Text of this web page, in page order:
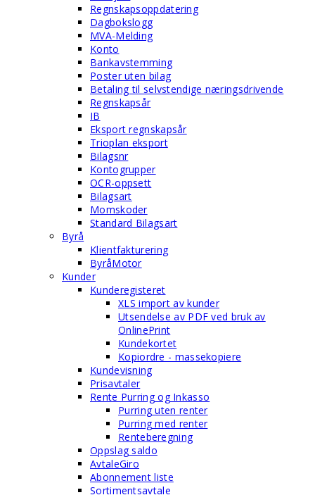
Regnskapsoppdatering
Dagbokslogg
MVA-Melding
Konto
Bankavstemming
Poster uten bilag
Betaling til selvstendige næringsdrivende
Regnskapsår
IB
Eksport regnskapsår
Trioplan eksport
Bilagsnr
Kontogrupper
OCR-oppsett
Bilagsart
Momskoder
Standard Bilagsart
Byrå
Klientfakturering
ByråMotor
Kunder
Kunderegisteret
XLS import av kunder
Utsendelse av PDF ved bruk av
OnlinePrint
Kundekortet
Kopiordre - massekopiere
Kundevisning
Prisavtaler
Rente Purring og Inkasso
Purring uten renter
Purring med renter
Renteberegning
Oppslag saldo
AvtaleGiro
Abonnement liste
Sortimentsavtale